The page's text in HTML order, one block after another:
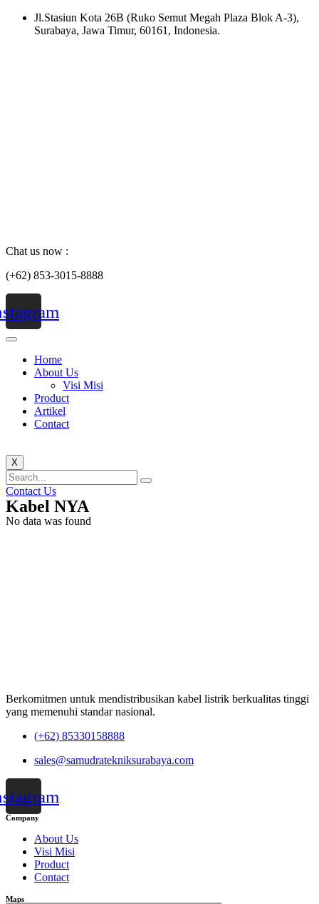
Skip
Jl.Stasiun Kota 26B (Ruko Semut Megah Plaza Blok A-3),
Surabaya, Jawa Timur, 60161, Indonesia.
Chat us now :
(+62) 853-3015-8888
Home
About Us
Visi Misi
Product
Artikel
Contact
X
Contact Us
Kabel NYA
No data was found
Berkomitmen untuk mendistribusikan kabel listrik berkualitas tinggi
yang memenuhi standar nasional.
(+62) 85330158888
sales@samudratekniksurabaya.com
Company
About Us
Visi Misi
Product
Contact
Maps